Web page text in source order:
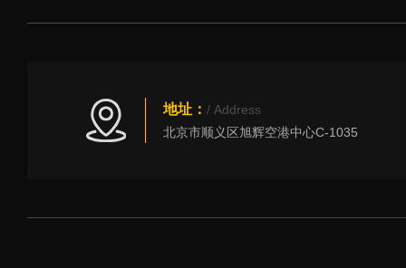
地址： / Address
北京市顺义区旭辉空港中心C-1035